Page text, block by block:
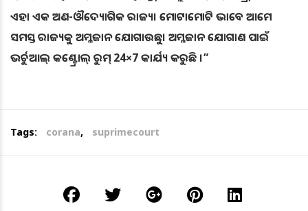
ଏହା ଏକ ଅଣ-ଔଦ୍ୟୋଗିକ ରାଜ୍ୟ। ମୋଟାମୋଟି ଭାବେ ଆମେ
ସମସ୍ତ ରାଜ୍ୟକୁ ଅମ୍ଳଜାନ ଯୋଗାଉଛୁ। ଅମ୍ଳଜାନ ଯୋଗାଣ ପାଇଁ
ଭର୍ଚୁଆଲ୍ କଣ୍ଟ୍ରୋଲ୍ ରୁମ୍ 24×7 କାର୍ଯ୍ୟ କରୁଛି ।”
Tags: corana, suprimecourt